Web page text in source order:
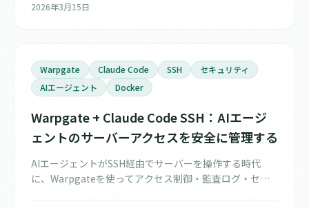
比較。自作SSHアプリ開発者が選び方まで解説します。
2026年3月15日
Warpgate Claude Code SSH
セキュリティ
AIエージェント
Docker
Warpgate + Claude Code SSH：AIエージ
ェントのサーバーアクセスを安全に管理する
AIエージェントがSSH経由でサーバーを操作する時代
に、Warpgateを使ってアクセス制御・監査ログ・セッ